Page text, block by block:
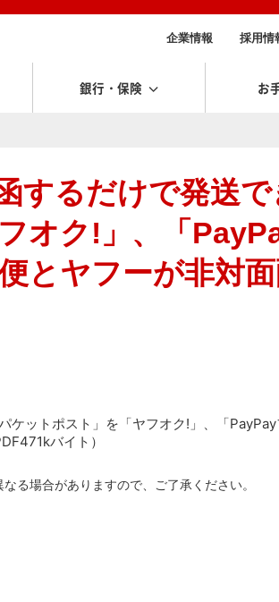
企業情報 採用情
銀行・保険 お
するだけで発送
オク!」、「
とヤフーが非対
ケットポスト」を「ヤフオク!」、「
バイト）
る場合がありますので、ご了承ください。